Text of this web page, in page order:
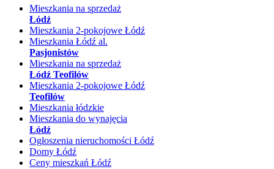
Mieszkania na sprzedaż
Łódź
Mieszkania 2-pokojowe Łódź
Mieszkania Łódź al.
Pasjonistów
Mieszkania na sprzedaż
Łódź Teofilów
Mieszkania 2-pokojowe Łódź
Teofilów
Mieszkania łódzkie
Mieszkania do wynajęcia
Łódź
Ogłoszenia nieruchomości Łódź
Domy Łódź
Ceny mieszkań Łódź